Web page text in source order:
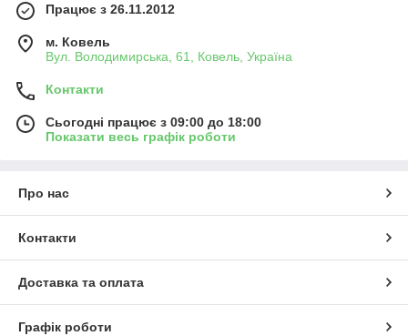
Працює з 26.11.2012
м. Ковель
Вул. Володимирська, 61, Ковель, Україна
Контакти
Сьогодні працює з 09:00 до 18:00
Показати весь графік роботи
Про нас
Контакти
Доставка та оплата
Графік роботи